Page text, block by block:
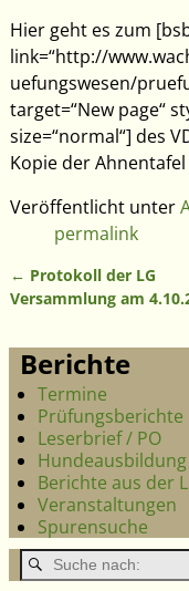
Hier geht es zum
link=“http://
uefungswesen/
target=“New page“
size=“normal“] des
Kopie der
Veröffentlicht unter
permalink
← Protokoll der LG
Versammlung am
Berichte
Termine
Prüfungsberichte
Leserbrief / PO
Hundeausbildung
Berichte aus der
Veranstaltungen
Spurensuche